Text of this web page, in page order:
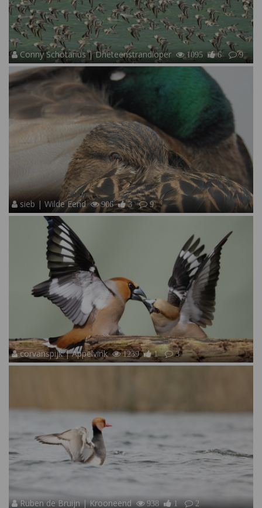
Conny Schotanus | Drieteenstrandloper 1095 6 9
sieb | Wilde Eend 906 3 9
corvanspijk | Appelvink 1239 1 3
Ruben de Bruijn | Krooneend 938 1 2